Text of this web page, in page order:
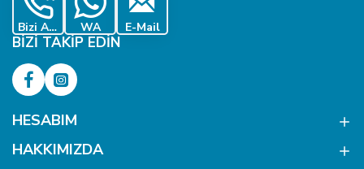
Bizi Ara WA E-Mail
BIZI TAKIP EDIN
HESABIM
HAKKIMIZDA